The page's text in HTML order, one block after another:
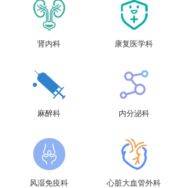
肾内科 康复医学科
麻醉科 内分泌科
风湿免疫科 心脏大血管外科